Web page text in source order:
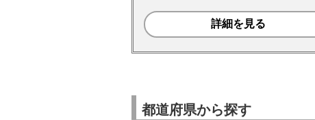
詳細を見る
都道府県から探す